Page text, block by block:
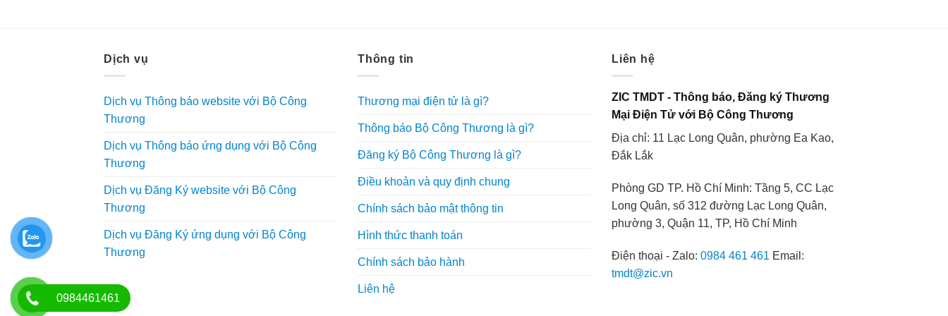
Dịch vụ
Dịch vụ Thông báo website với Bộ Công
Thương
Dịch vụ Thông báo ứng dụng với Bộ Công
Thương
Dịch vụ Đăng Ký website với Bộ Công
Thương
Dịch vụ Đăng Ký ứng dụng với Bộ Công
Thương
Thông tin
Thương mại điện tử là gì?
Thông báo Bộ Công Thương là gì?
Đăng ký Bộ Công Thương là gì?
Điều khoản và quy định chung
Chính sách bảo mật thông tin
Hình thức thanh toán
Chính sách bảo hành
Liên hệ
Liên hệ
ZIC TMDT - Thông báo, Đăng ký Thương
Mại Điện Tử với Bộ Công Thương
Địa chỉ: 11 Lạc Long Quân, phường Ea Kao,
Đắk Lắk
Phòng GD TP. Hồ Chí Minh: Tầng 5, CC Lạc
Long Quân, số 312 đường Lạc Long Quân,
phường 3, Quận 11, TP, Hồ Chí Minh
Điện thoại - Zalo: 0984 461 461 Email:
tmdt@zic.vn
0984461461